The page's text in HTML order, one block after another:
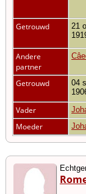
Getrouwd
21
Andere
partner
Getrouwd
04
Vader
Moeder